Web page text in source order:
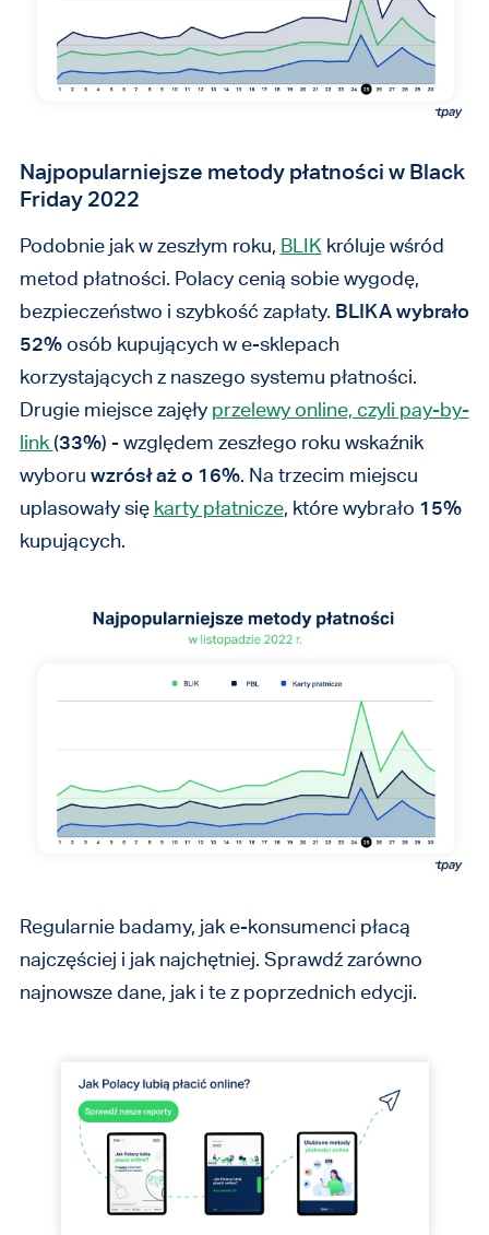
Najpopularniejsze metody płatności w Black
Friday 2022
Podobnie jak w zeszłym roku, BLIK króluje wśród
metod płatności. Polacy cenią sobie wygodę,
bezpieczeństwo i szybkość zapłaty. BLIKA wybrało
52%osób kupujących w e-sklepach
korzystających z naszego systemu płatności.
Drugie miejsce zajęły przelewy online, czyli pay-by-
link (33%) - względem zeszłego roku wskaźnik
wyboru wzrósł aż o 16%. Na trzecim miejscu
uplasowały się karty płatnicze, które wybrało 15%
kupujących.
Regularnie badamy, jak e-konsumenci płacą
najczęściej i jak najchętniej. Sprawdź zarówno
najnowsze dane, jak i te z poprzednich edycji.